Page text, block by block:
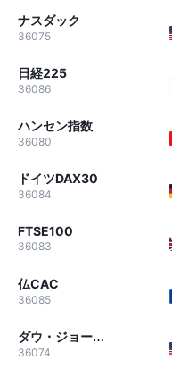
ナスダック
36075
日経225
36086
ハンセン指数
36080
ドイツDAX30
36084
FTSE100
36083
仏CAC
36085
ダウ・ジョーンズ
36074